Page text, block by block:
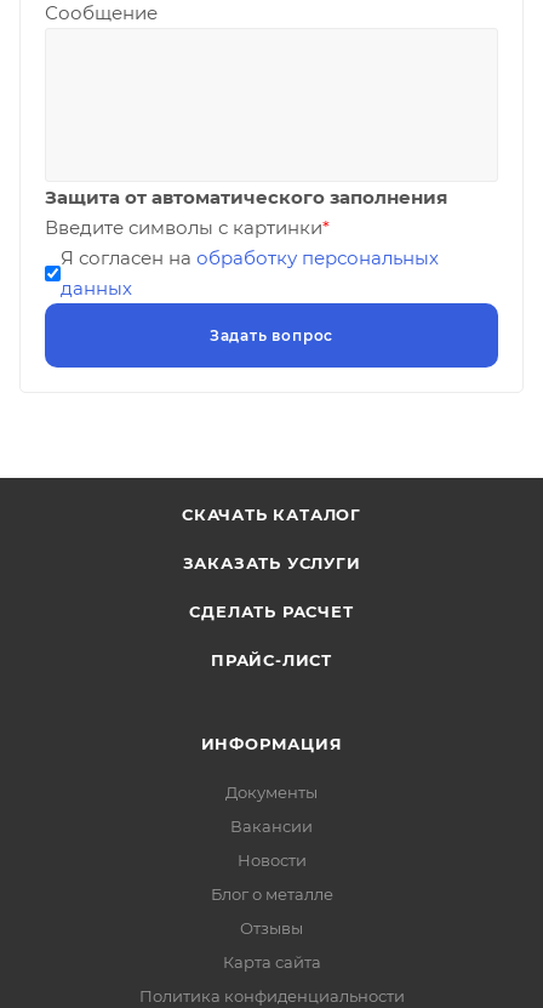
Сообщение
Защита от автоматического заполнения
Введите символы с картинки*
Я согласен на обработку персональных
данных
СКАЧАТЬ КАТАЛОГ
ЗАКАЗАТЬ УСЛУГИ
СДЕЛАТЬ РАСЧЕТ
ПРАЙС-ЛИСТ
ИНФОРМАЦИЯ
Документы
Вакансии
Новости
Блог о металле
Отзывы
Карта сайта
Политика конфиденциальности